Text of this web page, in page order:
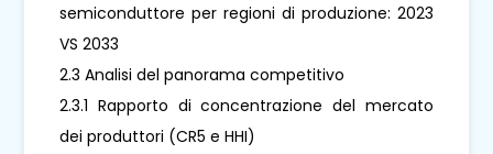
semiconduttore per regioni di produzione: 2023
VS 2033
2.3 Analisi del panorama competitivo
2.3.1 Rapporto di concentrazione del mercato
dei produttori (CR5 e HHI)